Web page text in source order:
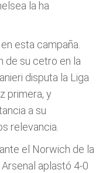
la ha
esta campaña.
de su cetro en la
disputa la Liga
primera, y
a su
relevancia.
el Norwich de la
aplastó 4-0